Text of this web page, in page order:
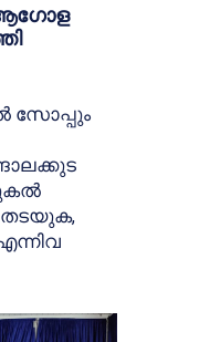
ആഗോള
സോപ്പും
തടയുക,